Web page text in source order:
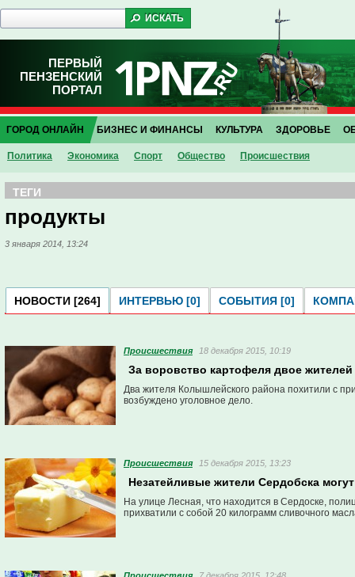
ПЕРВЫЙ
ПЕНЗЕНСКИЙ
ПОРТАЛ
ГОРОД ОНЛАЙН
Политика Экономика Спорт Общество Проиcшествия
БИЗНЕС И ФИНАНСЫ КУЛЬТУРА ЗДОРОВЬЕ
ТЕГИ
продукты
3 января 2014, 13:24
НОВОСТИ [264] ИНТЕРВЬЮ [0] СОБЫТИЯ [0]
Проиcшествия 18 декабря 2015, 10:19
За воровство картофеля двое
Два жителя Колышлейского района похитили с
возбуждено уголовное дело.
Проиcшествия 15 декабря 2015, 13:23
Незатейливые жители Сердобска
На улице Лесная, что находится в Сердоске,
прихватили с собой 20 килограмм сливочного